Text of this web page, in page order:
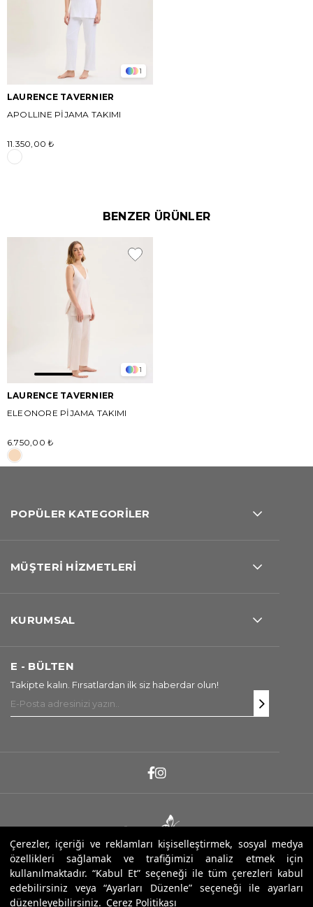
Çerezler, içeriği ve reklamları kişiselleştirmek, sosyal medya
özellikleri sağlamak ve trafiğimizi analiz etmek için
kullanılmaktadır. “Kabul Et” seçeneği ile tüm çerezleri kabul
edebilirsiniz veya “Ayarları Düzenle” seçeneği ile ayarları
düzenleyebilirsiniz. Çerez Politikası
1
LAURENCE TAVERNIER
APOLLINE PİJAMA TAKIMI
11.350,00 ₺
BENZER ÜRÜNLER
1
LAURENCE TAVERNIER
ELEONORE PİJAMA TAKIMI
6.750,00 ₺
POPÜLER KATEGORİLER
MÜŞTERİ HİZMETLERİ
KURUMSAL
E - BÜLTEN
Takipte kalın. Fırsatlardan ilk siz haberdar olun!
Copyright ® 2025 Sarev. Tüm Hakları Saklıdır.